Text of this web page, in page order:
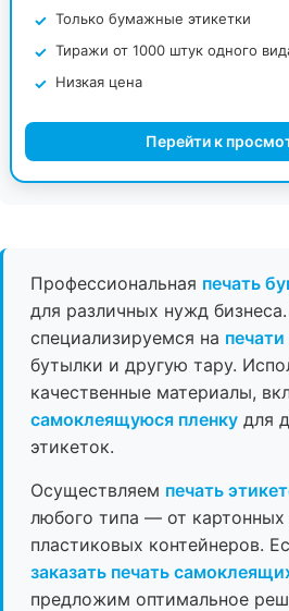
Только бумажные этикетки
Тиражи от 1000 штук одного
Низкая цена
Перейти к
Профессиональная печать
для различных нужд
специализируемся на
бутылки и другую тару.
качественные материалы,
самоклеящуюся пленку для
этикеток.
Осуществляем печать
любого типа — от
пластиковых контейнеров.
заказать печать
предложим оптимальное